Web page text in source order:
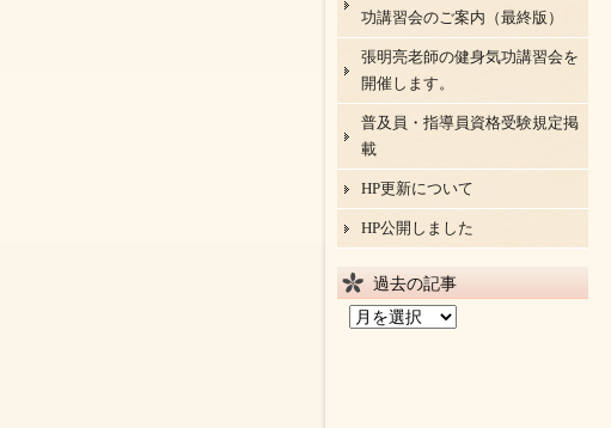
功講習会のご案内（最終版）
張明亮老師の健身気功講習会を
開催します。
普及員・指導員資格受験規定掲
載
HP更新について
HP公開しました
過去の記事